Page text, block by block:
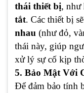
thái thiết bị, như
tắt. Các thiết bị sẽ
nhau (như đỏ,
thái này, giúp
xử lý sự cố kịp
5. Bảo Mật Với
Để đảm bảo tính